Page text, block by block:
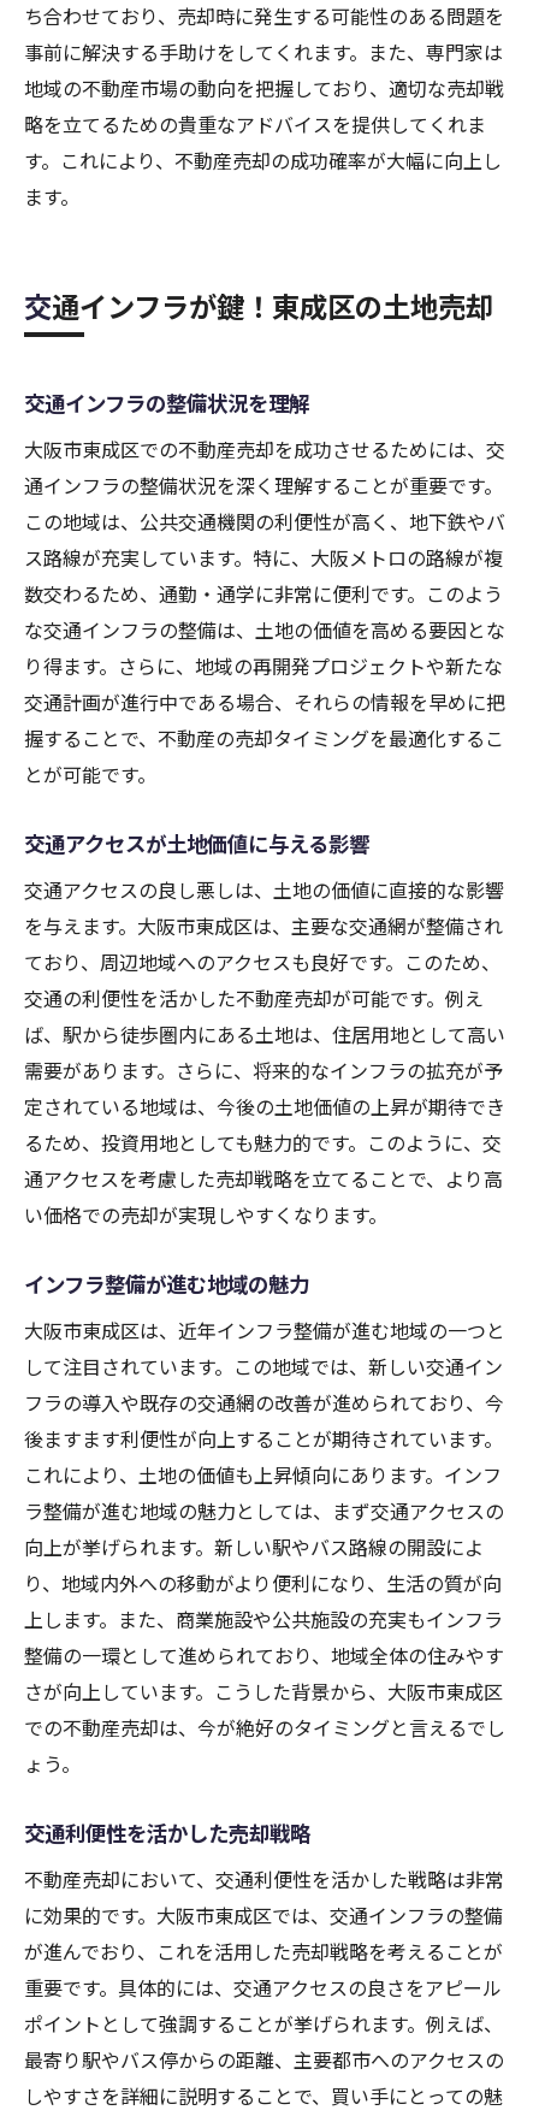
ち合わせており、売却時に発生する可能性のある問題を
事前に解決する手助けをしてくれます。また、専門家は
地域の不動産市場の動向を把握しており、適切な売却戦
略を立てるための貴重なアドバイスを提供してくれま
す。これにより、不動産売却の成功確率が大幅に向上し
ます。
交通インフラが鍵！東成区の土地売却
交通インフラの整備状況を理解
大阪市東成区での不動産売却を成功させるためには、交
通インフラの整備状況を深く理解することが重要です。
この地域は、公共交通機関の利便性が高く、地下鉄やバ
ス路線が充実しています。特に、大阪メトロの路線が複
数交わるため、通勤・通学に非常に便利です。このよう
な交通インフラの整備は、土地の価値を高める要因とな
り得ます。さらに、地域の再開発プロジェクトや新たな
交通計画が進行中である場合、それらの情報を早めに把
握することで、不動産の売却タイミングを最適化するこ
とが可能です。
交通アクセスが土地価値に与える影響
交通アクセスの良し悪しは、土地の価値に直接的な影響
を与えます。大阪市東成区は、主要な交通網が整備され
ており、周辺地域へのアクセスも良好です。このため、
交通の利便性を活かした不動産売却が可能です。例え
ば、駅から徒歩圏内にある土地は、住居用地として高い
需要があります。さらに、将来的なインフラの拡充が予
定されている地域は、今後の土地価値の上昇が期待でき
るため、投資用地としても魅力的です。このように、交
通アクセスを考慮した売却戦略を立てることで、より高
い価格での売却が実現しやすくなります。
インフラ整備が進む地域の魅力
大阪市東成区は、近年インフラ整備が進む地域の一つと
して注目されています。この地域では、新しい交通イン
フラの導入や既存の交通網の改善が進められており、今
後ますます利便性が向上することが期待されています。
これにより、土地の価値も上昇傾向にあります。インフ
ラ整備が進む地域の魅力としては、まず交通アクセスの
向上が挙げられます。新しい駅やバス路線の開設によ
り、地域内外への移動がより便利になり、生活の質が向
上します。また、商業施設や公共施設の充実もインフラ
整備の一環として進められており、地域全体の住みやす
さが向上しています。こうした背景から、大阪市東成区
での不動産売却は、今が絶好のタイミングと言えるでし
ょう。
交通利便性を活かした売却戦略
不動産売却において、交通利便性を活かした戦略は非常
に効果的です。大阪市東成区では、交通インフラの整備
が進んでおり、これを活用した売却戦略を考えることが
重要です。具体的には、交通アクセスの良さをアピール
ポイントとして強調することが挙げられます。例えば、
最寄り駅やバス停からの距離、主要都市へのアクセスの
しやすさを詳細に説明することで、買い手にとっての魅